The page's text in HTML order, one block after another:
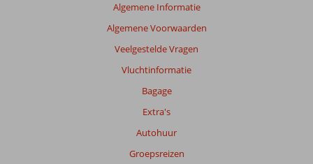
Algemene Informatie
Algemene Voorwaarden
Veelgestelde Vragen
Vluchtinformatie
Bagage
Extra's
Autohuur
Groepsreizen